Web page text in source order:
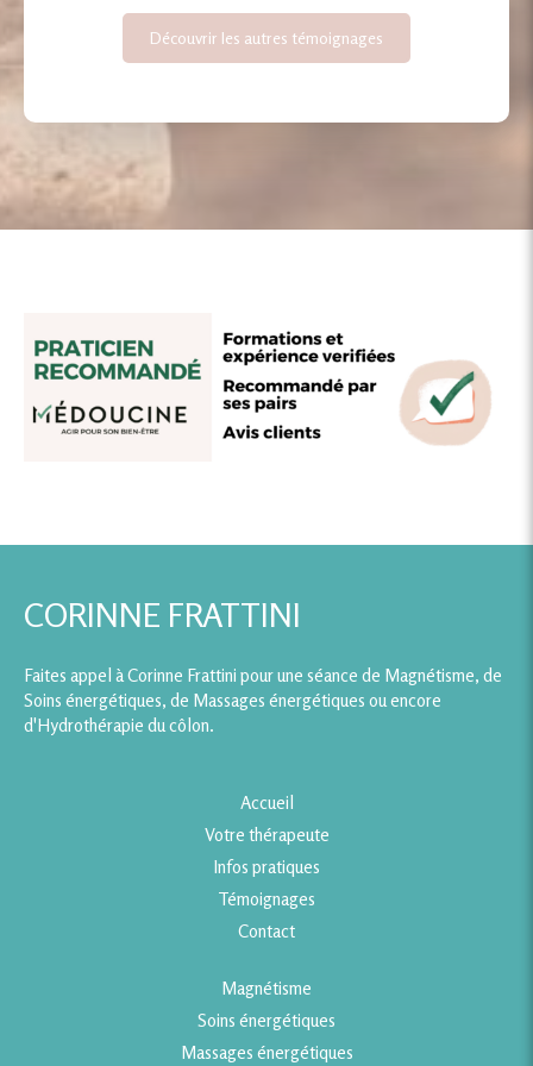
Découvrir les autres témoignages
CORINNE FRATTINI
Faites appel à Corinne Frattini pour une séance de Magnétisme, de
Soins énergétiques, de Massages énergétiques ou encore
d'Hydrothérapie du côlon.
Accueil
Votre thérapeute
Infos pratiques
Témoignages
Contact
Magnétisme
Soins énergétiques
Massages énergétiques